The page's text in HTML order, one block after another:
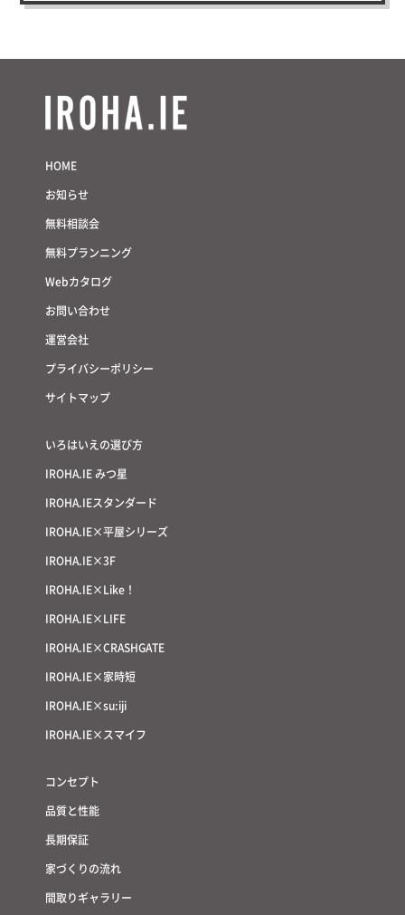
HOME
お知らせ
無料相談会
無料プランニング
Webカタログ
お問い合わせ
運営会社
プライバシーポリシー
サイトマップ
いろはいえの選び方
IROHA.IE みつ星
IROHA.IEスタンダード
IROHA.IE×平屋シリーズ
IROHA.IE×3F
IROHA.IE×Like！
IROHA.IE×LIFE
IROHA.IE×CRASHGATE
IROHA.IE×家時短
IROHA.IE×su:iji
IROHA.IE×スマイフ
コンセプト
品質と性能
長期保証
家づくりの流れ
間取りギャラリー